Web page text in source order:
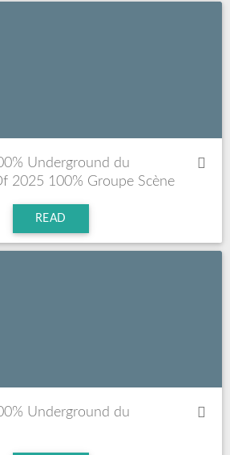
Underground du
2025 100% Groupe Scène
READ
Underground du